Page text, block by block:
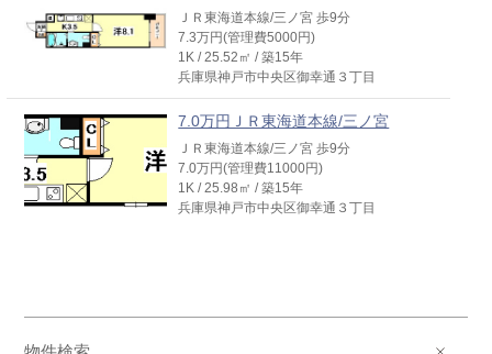
ＪＲ東海道本線/三ノ宮 歩9分
7.3万円(管理費5000円)
1K / 25.52㎡ / 築15年
兵庫県神戸市中央区御幸通３丁目
7.0万円ＪＲ東海道本線/三ノ宮
ＪＲ東海道本線/三ノ宮 歩9分
7.0万円(管理費11000円)
1K / 25.98㎡ / 築15年
兵庫県神戸市中央区御幸通３丁目